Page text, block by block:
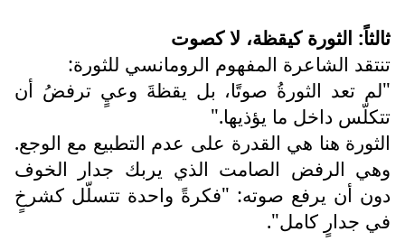
ثالثاً: الثورة كيقظة، لا كصوت
تنتقد الشاعرة المفهوم الرومانسي للثورة:
"لم تعد الثورةُ صوتًا، بل يقظةَ وعيٍ ترفضُ أن
تتكلّس داخل ما يؤذيها."
الثورة هنا هي القدرة على عدم التطبيع مع الوجع.
وهي الرفض الصامت الذي يربك جدار الخوف
دون أن يرفع صوته: "فكرةً واحدة تتسلّل كشرخٍ
في جدارٍ كامل".